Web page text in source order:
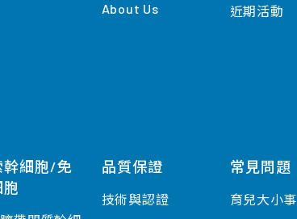
幹細胞/免
About Us
品質保證
技術與認證
近期活動
常見問題
育兒大小事